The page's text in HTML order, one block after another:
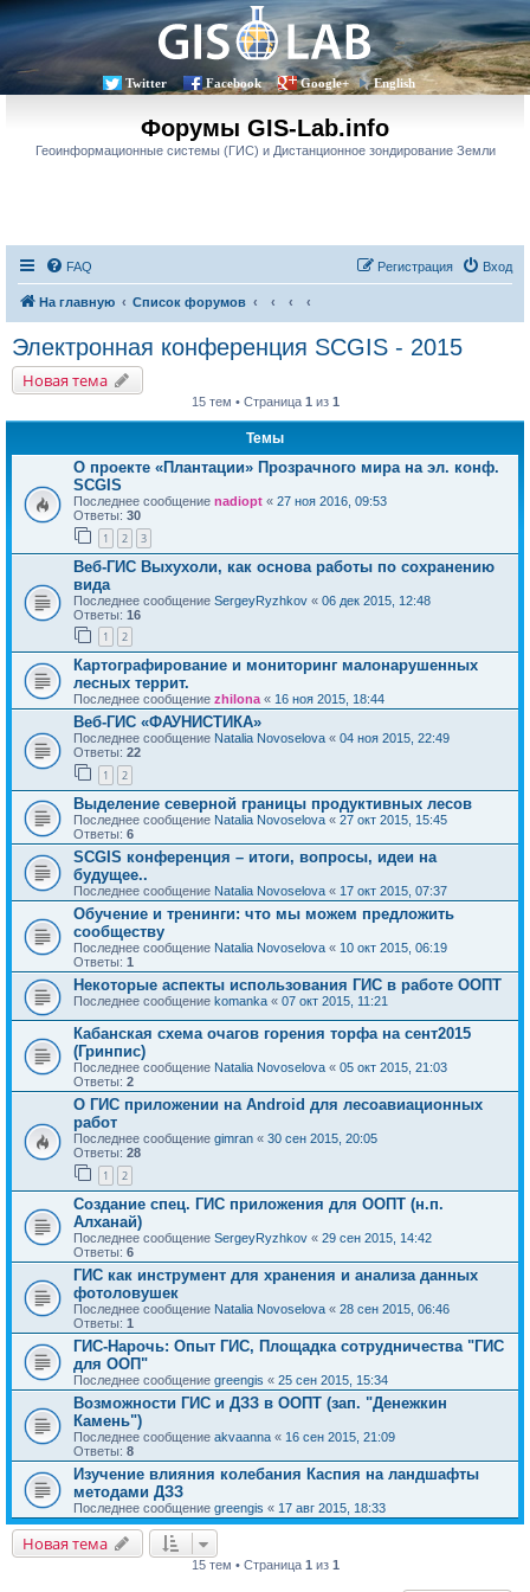
Twitter Facebook Google+ English
Форумы GIS-Lab.info
Геоинформационные системы (ГИС) и Дистанционное зондирование Земли
FAQ Вход
Регистрация
На главную Список форумов
Электронная конференция SCGIS - 2015
Новая тема
15 тем • Страница 1 из 1
Темы
О проекте «Плантации» Прозрачного мира на эл. конф.
SCGIS
Последнее сообщение nadiopt « 27 ноя 2016, 09:53
Ответы: 30
1 2 3
Веб-ГИС Выхухоли, как основа работы по сохранению
вида
Последнее сообщение SergeyRyzhkov « 06 дек 2015, 12:48
Ответы: 16
1 2
Картографирование и мониторинг малонарушенных
лесных террит.
Последнее сообщение zhilona « 16 ноя 2015, 18:44
Веб-ГИС «ФАУНИСТИКА»
Последнее сообщение Natalia Novoselova « 04 ноя 2015, 22:49
Ответы: 22
1 2
Выделение северной границы продуктивных лесов
Последнее сообщение Natalia Novoselova « 27 окт 2015, 15:45
Ответы: 6
SCGIS конференция – итоги, вопросы, идеи на
будущее..
Последнее сообщение Natalia Novoselova « 17 окт 2015, 07:37
Обучение и тренинги: что мы можем предложить
сообществу
Последнее сообщение Natalia Novoselova « 10 окт 2015, 06:19
Ответы: 1
Некоторые аспекты использования ГИС в работе ООПТ
Последнее сообщение komanka « 07 окт 2015, 11:21
Кабанская схема очагов горения торфа на сент2015
(Гринпис)
Последнее сообщение Natalia Novoselova « 05 окт 2015, 21:03
Ответы: 2
О ГИС приложении на Android для лесоавиационных
работ
Последнее сообщение gimran « 30 сен 2015, 20:05
Ответы: 28
1 2
Создание спец. ГИС приложения для ООПТ (н.п.
Алханай)
Последнее сообщение SergeyRyzhkov « 29 сен 2015, 14:42
Ответы: 6
ГИС как инструмент для хранения и анализа данных
фотоловушек
Последнее сообщение Natalia Novoselova « 28 сен 2015, 06:46
Ответы: 1
ГИС-Нарочь: Опыт ГИС, Площадка сотрудничества "ГИС
для ООП"
Последнее сообщение greengis « 25 сен 2015, 15:34
Возможности ГИС и ДЗЗ в ООПТ (зап. "Денежкин
Камень")
Последнее сообщение akvaanna « 16 сен 2015, 21:09
Ответы: 8
Изучение влияния колебания Каспия на ландшафты
методами ДЗЗ
Последнее сообщение greengis « 17 авг 2015, 18:33
Новая тема
15 тем • Страница 1 из 1